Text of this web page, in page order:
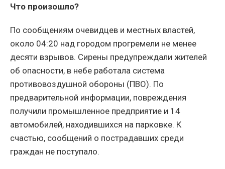
Что произошло?
По сообщениям очевидцев и местных властей,
около 04:20 над городом прогремели не менее
десяти взрывов. Сирены предупреждали жителей
об опасности, в небе работала система
противовоздушной обороны (ПВО). По
предварительной информации, повреждения
получили промышленное предприятие и 14
автомобилей, находившихся на парковке. К
счастью, сообщений о пострадавших среди
граждан не поступало.